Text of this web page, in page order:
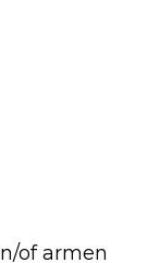
of armen